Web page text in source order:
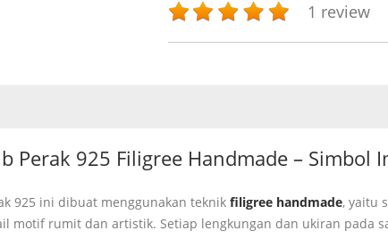
1 review
Perak 925 Filigree Handmade – Simbol
925 ini dibuat menggunakan teknik filigree handmade, yaitu
motif rumit dan artistik. Setiap lengkungan dan ukiran pada